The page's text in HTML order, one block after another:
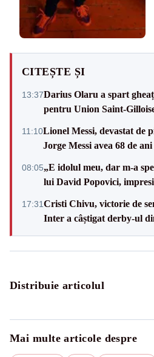
CITEȘTE ȘI
13:37Darius Olaru a spart
pentru Union Saint-
11:10Lionel Messi, devastat de
Jorge Messi avea 68 de ani
08:05„E idolul meu, dar m-a
lui David Popovici,
17:31Cristi Chivu, victorie de
Inter a câștigat derby-ul
Distribuie articolul
Mai multe articole despre